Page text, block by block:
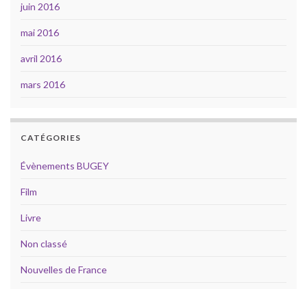
juin 2016
mai 2016
avril 2016
mars 2016
CATÉGORIES
Évènements BUGEY
Film
Livre
Non classé
Nouvelles de France